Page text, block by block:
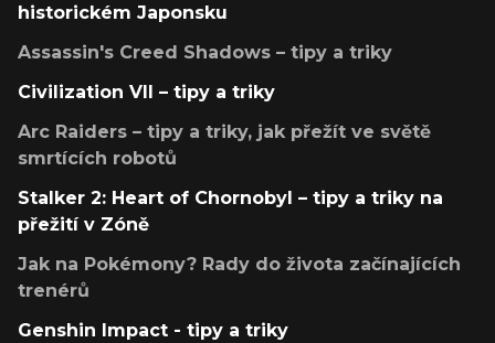
historickém Japonsku
Assassin's Creed Shadows – tipy a triky
Civilization VII – tipy a triky
Arc Raiders – tipy a triky, jak přežít ve světě
smrtících robotů
Stalker 2: Heart of Chornobyl – tipy a triky na
přežití v Zóně
Jak na Pokémony? Rady do života začínajících
trenérů
Genshin Impact - tipy a triky